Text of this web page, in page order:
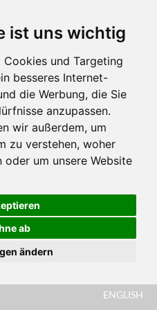
ist uns wichtig
und Targeting
besseres Internet-
die Werbung, die Sie
anzupassen.
wir außerdem, um
zu verstehen, woher
oder um unsere Website
ab
ändern
ENGLISH